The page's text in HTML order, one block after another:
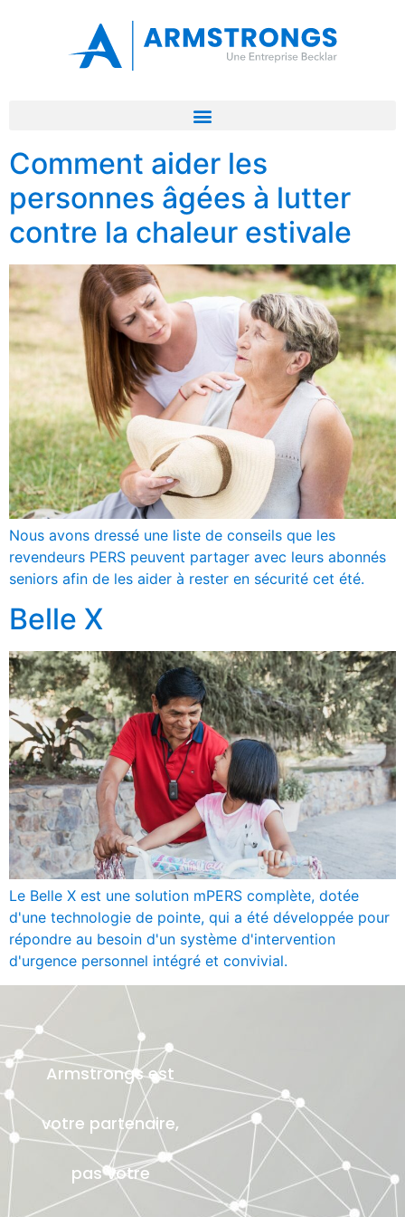
Comment aider les
personnes âgées à lutter
contre la chaleur estivale
Nous avons dressé une liste de conseils que les
revendeurs PERS peuvent partager avec leurs abonnés
seniors afin de les aider à rester en sécurité cet été.
Belle X
Le Belle X est une solution mPERS complète, dotée
d'une technologie de pointe, qui a été développée pour
répondre au besoin d'un système d'intervention
d'urgence personnel intégré et convivial.
Armstrongs est
votre partenaire,
pas votre